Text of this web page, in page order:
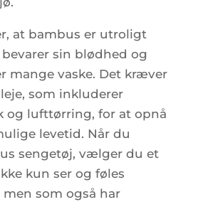
at bambus er utroligt
sin blødhed og
mange vaske. Det kræver
som inkluderer
og lufttørring, for at opnå
levetid. Når du
sengetøj, vælger du et
kun ser og føles
som også har